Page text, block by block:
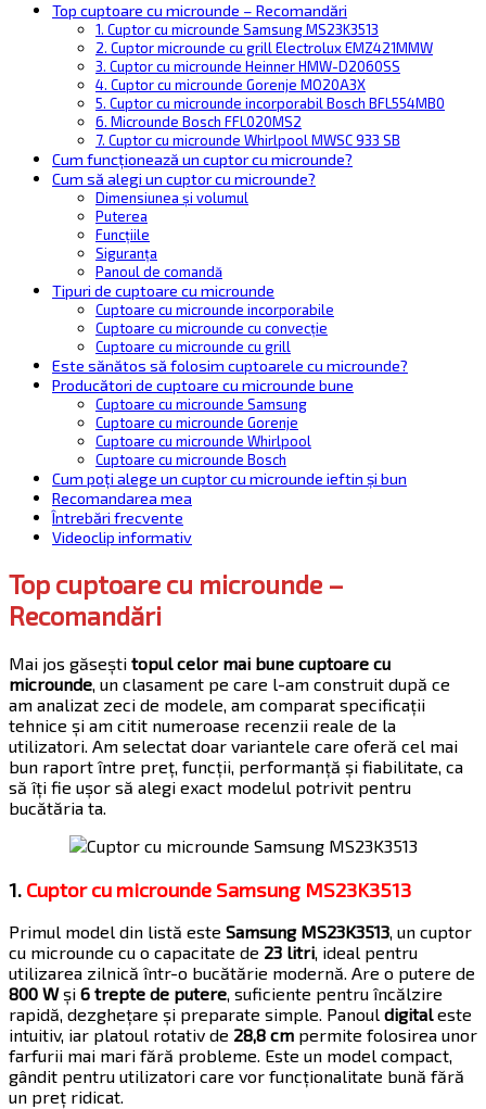
Top cuptoare cu microunde – Recomandări
1. Cuptor cu microunde Samsung MS23K3513
2. Cuptor microunde cu grill Electrolux EMZ421MMW
3. Cuptor cu microunde Heinner HMW-D2060SS
4. Cuptor cu microunde Gorenje MO20A3X
5. Cuptor cu microunde incorporabil Bosch BFL554MB0
6. Microunde Bosch FFL020MS2
7. Cuptor cu microunde Whirlpool MWSC 933 SB
Cum funcționează un cuptor cu microunde?
Cum să alegi un cuptor cu microunde?
Dimensiunea și volumul
Puterea
Funcțiile
Siguranța
Panoul de comandă
Tipuri de cuptoare cu microunde
Cuptoare cu microunde incorporabile
Cuptoare cu microunde cu convecție
Cuptoare cu microunde cu grill
Este sănătos să folosim cuptoarele cu microunde?
Producători de cuptoare cu microunde bune
Cuptoare cu microunde Samsung
Cuptoare cu microunde Gorenje
Cuptoare cu microunde Whirlpool
Cuptoare cu microunde Bosch
Cum poți alege un cuptor cu microunde ieftin și bun
Recomandarea mea
Întrebări frecvente
Videoclip informativ
Top cuptoare cu microunde –
Recomandări
Mai jos găsești topul celor mai bune cuptoare cu
microunde, un clasament pe care l-am construit după ce
am analizat zeci de modele, am comparat specificații
tehnice și am citit numeroase recenzii reale de la
utilizatori. Am selectat doar variantele care oferă cel mai
bun raport între preț, funcții, performanță și fiabilitate, ca
să îți fie ușor să alegi exact modelul potrivit pentru
bucătăria ta.
1. Cuptor cu microunde Samsung MS23K3513
Primul model din listă este Samsung MS23K3513, un cuptor
cu microunde cu o capacitate de 23 litri, ideal pentru
utilizarea zilnică într-o bucătărie modernă. Are o putere de
800 Wși 6 trepte de putere, suficiente pentru încălzire
rapidă, dezghețare și preparate simple. Panoul digitaleste
intuitiv, iar platoul rotativ de 28,8 cm permite folosirea unor
farfurii mai mari fără probleme. Este un model compact,
gândit pentru utilizatori care vor funcționalitate bună fără
un preț ridicat.